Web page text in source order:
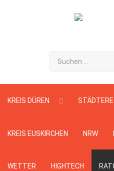
Suchen
...
KREIS DÜREN
KREIS EUSKIRCHEN NRW
WETTER HIGHTECH